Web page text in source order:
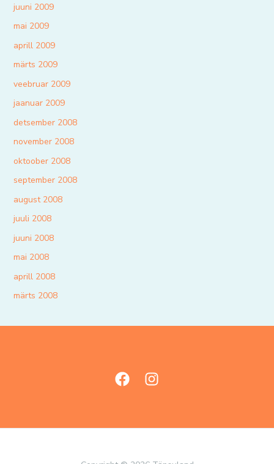
juuni 2009
mai 2009
aprill 2009
märts 2009
veebruar 2009
jaanuar 2009
detsember 2008
november 2008
oktoober 2008
september 2008
august 2008
juuli 2008
juuni 2008
mai 2008
aprill 2008
märts 2008